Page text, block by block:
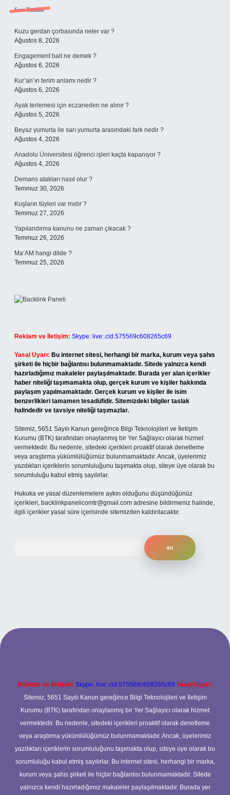
Sidebar
Son Yazılar
Kuzu gerdan çorbasında neler var ?
Ağustos 8, 2026
Engagement bait ne demek ?
Ağustos 6, 2026
Kur’an’ın terim anlamı nedir ?
Ağustos 6, 2026
Ayak terlemesi için eczaneden ne alınır ?
Ağustos 5, 2026
Beyaz yumurta ile sarı yumurta arasındaki fark nedir ?
Ağustos 4, 2026
Anadolu Üniversitesi öğrenci işleri kaçta kapanıyor ?
Ağustos 4, 2026
Demans atakları nasıl olur ?
Temmuz 30, 2026
Kuşların tüyleri var mıdır ?
Temmuz 27, 2026
Yapılandırma kanunu ne zaman çıkacak ?
Temmuz 26, 2026
Ma’AM hangi dilde ?
Temmuz 25, 2026
Reklam ve İletişim: Skype: live:.cid.575569c608265c69
Yasal Uyarı: Bu internet sitesi, herhangi bir marka, kurum veya şahıs
şirketi ile hiçbir bağlantısı bulunmamaktadır. Sitede yalnızca kendi
hazırladığımız makaleler paylaşılmaktadır. Burada yer alan içerikler
haber niteliği taşımamakta olup, gerçek kurum ve kişiler hakkında
paylaşım yapılmamaktadır. Gerçek kurum ve kişiler ile isim
benzerlikleri tamamen tesadüfidir. Sitemizdeki bilgiler taslak
halindedir ve tavsiye niteliği taşımazlar.
Sitemiz, 5651 Sayılı Kanun gereğince Bilgi Teknolojileri ve İletişim
Kurumu (BTK) tarafından onaylanmış bir Yer Sağlayıcı olarak hizmet
vermektedir. Bu nedenle, sitedeki içerikleri proaktif olarak denetleme
veya araştırma yükümlülüğümüz bulunmamaktadır. Ancak, üyelerimiz
yazdıkları içeriklerin sorumluluğunu taşımakta olup, siteye üye olarak bu
sorumluluğu kabul etmiş sayılırlar.
Hukuka ve yasal düzenlemelere aykırı olduğunu düşündüğünüz
içerikleri, backlinkpanelicomtr@gmail.com adresine bildirmeniz halinde,
ilgili içerikler yasal süre içerisinde sitemizden kaldırılacaktır.
Reklam ve İletişim: Skype: live:.cid.575569c608265c69 Yasal Uyarı:
Sitemiz, 5651 Sayılı Kanun gereğince Bilgi Teknolojileri ve İletişim
Kurumu (BTK) tarafından onaylanmış bir Yer Sağlayıcı olarak hizmet
vermektedir. Bu nedenle, sitedeki içerikleri proaktif olarak denetleme
veya araştırma yükümlülüğümüz bulunmamaktadır. Ancak, üyelerimiz
yazdıkları içeriklerin sorumluluğunu taşımakta olup, siteye üye olarak bu
sorumluluğu kabul etmiş sayılırlar. Bu internet sitesi, herhangi bir marka,
kurum veya şahıs şirketi ile hiçbir bağlantısı bulunmamaktadır. Sitede
yalnızca kendi hazırladığımız makaleler paylaşılmaktadır. Burada yer